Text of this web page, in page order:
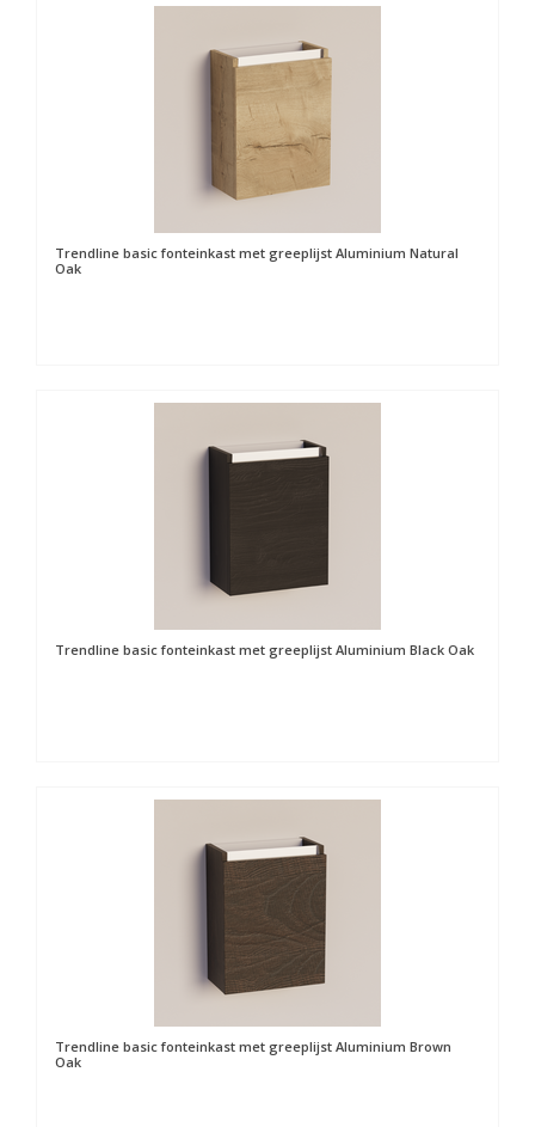
Trendline basic fonteinkast met greeplijst Aluminium Natural
Oak
Trendline basic fonteinkast met greeplijst Aluminium Black Oak
Trendline basic fonteinkast met greeplijst Aluminium Brown
Oak